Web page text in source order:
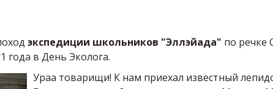
экспедиции школьников "Эллэйада" по речке
года в День Эколога.
Ураа товарищи! К нам приехал известный